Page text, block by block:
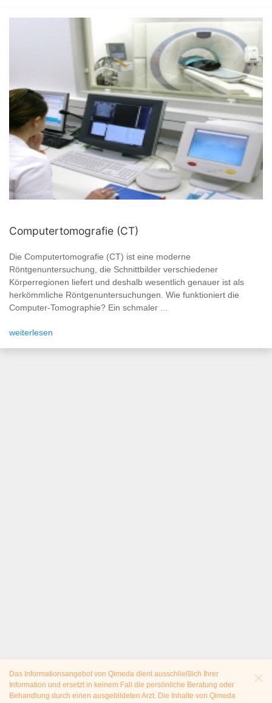
Computertomografie (CT)
Die Computertomografie (CT) ist eine moderne
Röntgenuntersuchung, die Schnittbilder verschiedener
Körperregionen liefert und deshalb wesentlich genauer ist als
herkömmliche Röntgenuntersuchungen. Wie funktioniert die
Computer-Tomographie? Ein schmaler ...
weiterlesen
Das Informationsangebot von Qimeda dient ausschließlich Ihrer
Information und ersetzt in keinem Fall die persönliche Beratung oder
Behandlung durch einen ausgebildeten Arzt. Die Inhalte von Qimeda